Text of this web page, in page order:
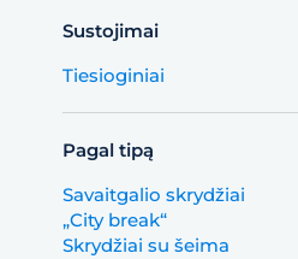
Sustojimai
Tiesioginiai
Pagal tipą
Savaitgalio skrydžiai
„City break“
Skrydžiai su šeima